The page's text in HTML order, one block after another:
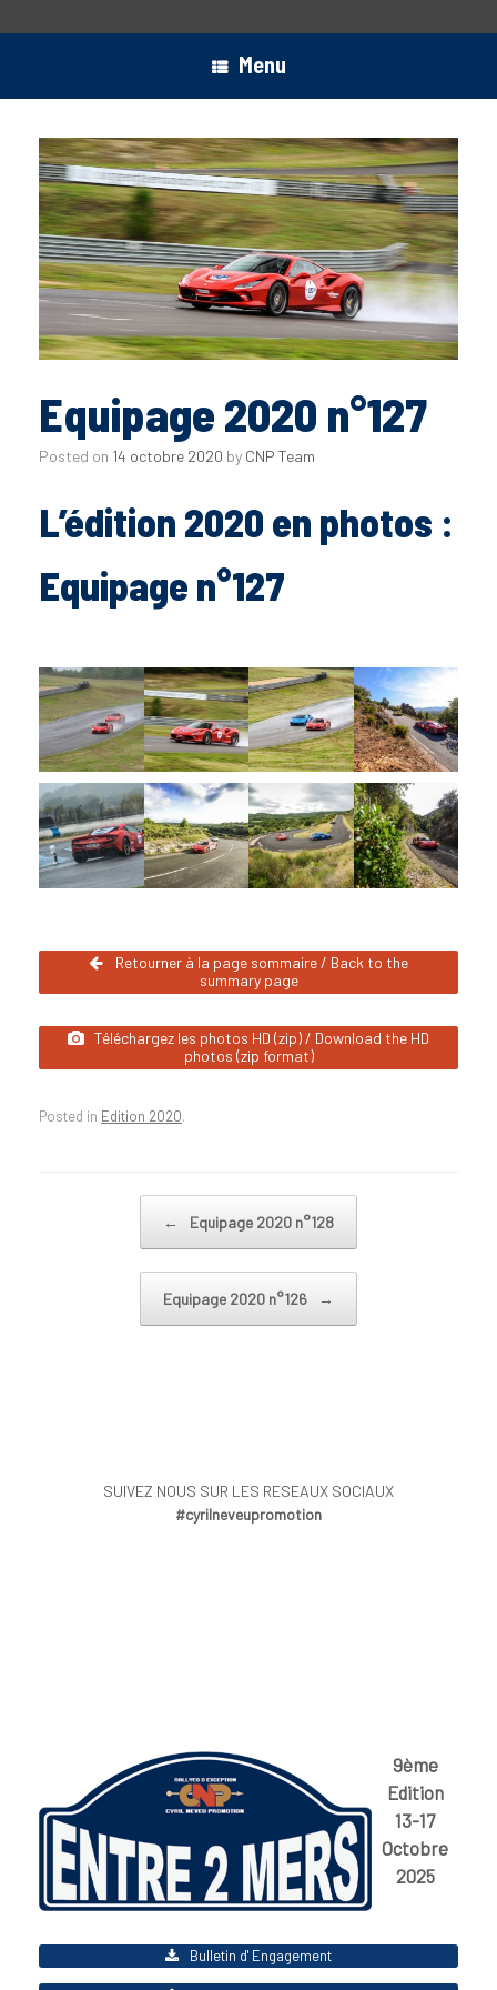
Menu
Equipage 2020 n°127
Posted on 14 octobre 2020 by CNP Team
L’édition 2020 en photos :
Equipage n°127
Retourner à la page sommaire / Back to the
summary page
Téléchargez les photos HD (zip) / Download the HD
photos (zip format)
Posted in Edition 2020.
← Equipage 2020 n°128
Equipage 2020 n°126 →
SUIVEZ NOUS SUR LES RESEAUX SOCIAUX
#cyrilneveupromotion
9ème
Edition
13-17
Octobre
2025
Bulletin d' Engagement